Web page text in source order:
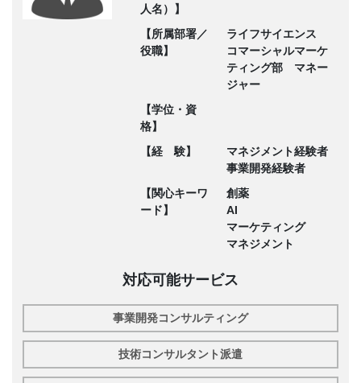
人名）】
【所属部署／
役職】
ライフサイエンス
コマーシャルマーケ
ティング部 マネー
ジャー
【学位・資
格】
【経 験】
マネジメント経験者
事業開発経験者
【関心キーワ
ード】
創薬
AI
マーケティング
マネジメント
対応可能サービス
事業開発コンサルティング
技術コンサルタント派遣